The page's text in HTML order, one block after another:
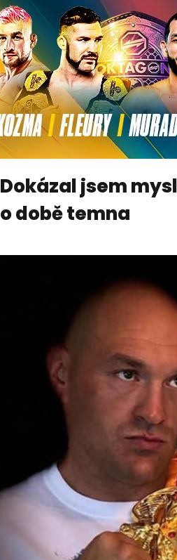
Dokázal jsem
o době temna